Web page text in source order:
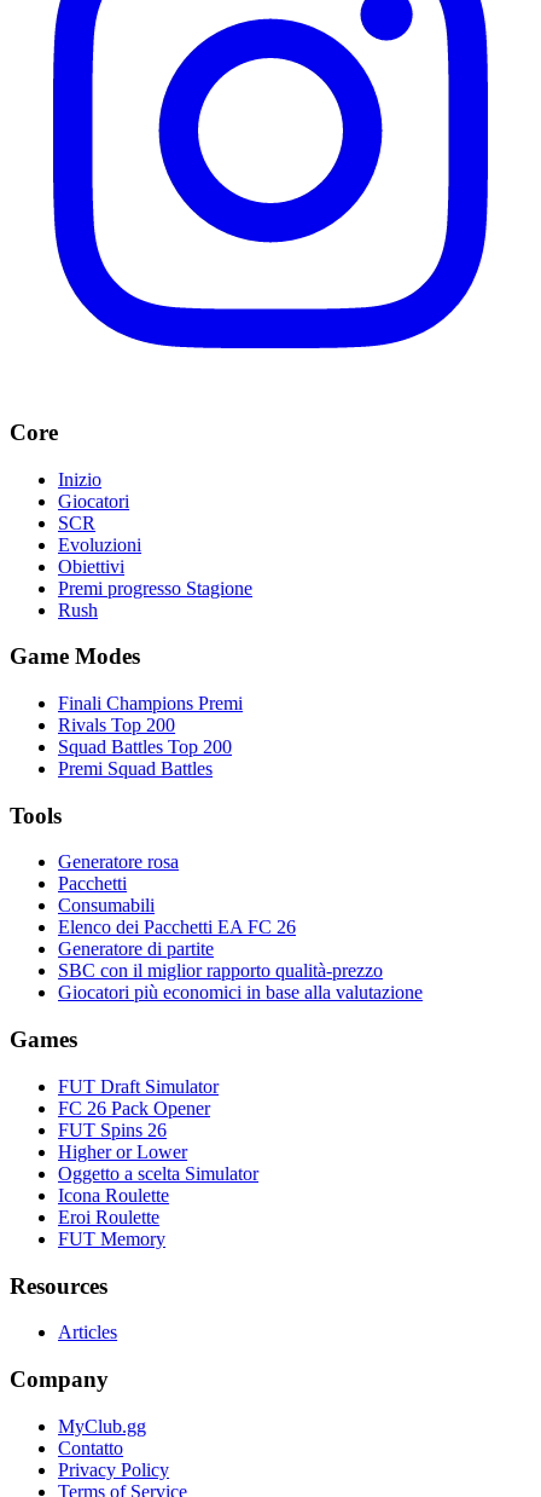
Core
Inizio
Giocatori
SCR
Evoluzioni
Obiettivi
Premi progresso Stagione
Rush
Game Modes
Finali Champions Premi
Rivals Top 200
Squad Battles Top 200
Premi Squad Battles
Tools
Generatore rosa
Pacchetti
Consumabili
Elenco dei Pacchetti EA FC 26
Generatore di partite
SBC con il miglior rapporto qualità-prezzo
Giocatori più economici in base alla valutazione
Games
FUT Draft Simulator
FC 26 Pack Opener
FUT Spins 26
Higher or Lower
Oggetto a scelta Simulator
Icona Roulette
Eroi Roulette
FUT Memory
Resources
Articles
Company
MyClub.gg
Contatto
Privacy Policy
Terms of Service